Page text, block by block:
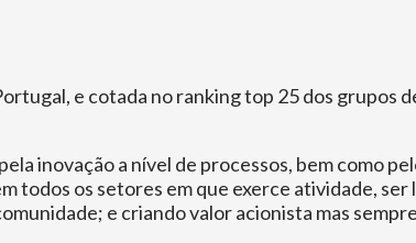
e cotada no ranking top 25 dos grupos
inovação a nível de processos, bem como
os setores em que exerce atividade,
e criando valor acionista mas